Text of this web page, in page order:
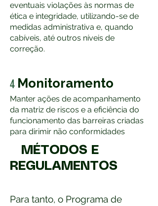
eventuais violações às normas de
ética e integridade, utilizando-se de
medidas administrativa e, quando
cabíveis, até outros níveis de
correção.
4 Monitoramento
Manter ações de acompanhamento
da matriz de riscos e a eficiência do
funcionamento das barreiras criadas
para dirimir não conformidades
MÉTODOS E
REGULAMENTOS
Para tanto, o Programa de